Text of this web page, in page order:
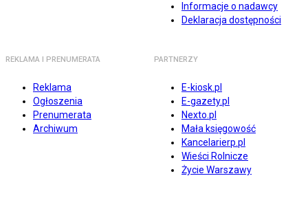
Informacje o nadawcy
Deklaracja dostępności
REKLAMA I PRENUMERATA
Reklama
Ogłoszenia
Prenumerata
Archiwum
PARTNERZY
E-kiosk.pl
E-gazety.pl
Nexto.pl
Mała księgowość
Kancelarierp.pl
Wieści Rolnicze
Życie Warszawy